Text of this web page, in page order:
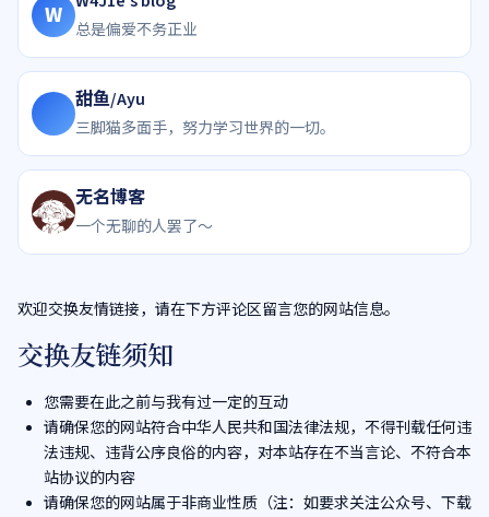
W 总是偏爱不务正业
甜鱼/Ayu
三脚猫多面手，努力学习世界的一切。
无名博客
一个无聊的人罢了～
欢迎交换友情链接，请在下方评论区留言您的网站信息。
交换友链须知
您需要在此之前与我有过一定的互动
请确保您的网站符合中华人民共和国法律法规，不得刊载任何违
法违规、违背公序良俗的内容，对本站存在不当言论、不符合本
站协议的内容
请确保您的网站属于非商业性质（注：如要求关注公众号、下载